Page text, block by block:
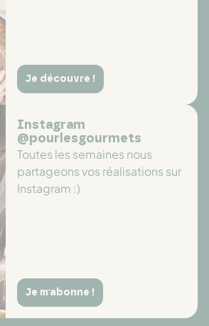
Je découvre !
Instagram
@pourlesgourmets
Toutes les semaines nous
partageons vos réalisations sur
Instagram :)
Je m'abonne !